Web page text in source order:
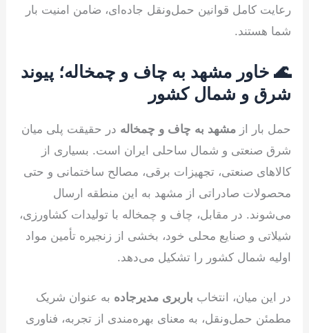
رعایت کامل قوانین حمل‌ونقل جاده‌ای، ضامن امنیت بار
شما هستند.
🌊 خاور مشهد به چاف و چمخاله؛ پیوند
شرق و شمال کشور
حمل بار ازمشهد به چاف و چمخاله در حقیقت پلی میان
شرق صنعتی و شمال ساحلی ایران است. بسیاری از
کالاهای صنعتی، تجهیزات برقی، مصالح ساختمانی و حتی
محصولات صادراتی از مشهد به این منطقه ارسال
می‌شوند. در مقابل، چاف و چمخاله با تولیدات کشاورزی،
شیلاتی و صنایع محلی خود، بخشی از زنجیره تأمین مواد
اولیه شمال کشور را تشکیل می‌دهد.
در این میان، انتخاب باربری مدیرجاده به عنوان شریک
مطمئن حمل‌ونقل، به معنای بهره‌مندی از تجربه، فناوری